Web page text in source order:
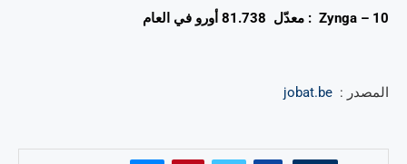
10 – Zynga : معدّل 81.738 أورو في العام
المصدر : jobat.be